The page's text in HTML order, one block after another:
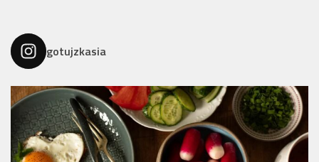
gotujzkasia